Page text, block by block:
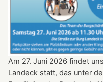
Uhr​​​​​​​​​​​​​​
Am 27. Juni 2026 findet
Landeck statt, das unter